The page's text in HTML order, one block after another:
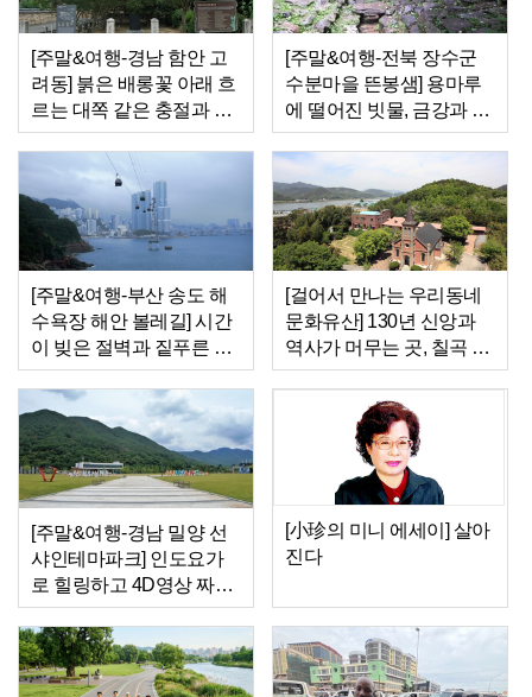
[주말&여행-경남 함안 고
려동] 붉은 배롱꽃 아래 흐
르는 대쪽 같은 충절과 효
심
[주말&여행-전북 장수군
수분마을 뜬봉샘] 용마루
에 떨어진 빗물, 금강과 섬
진강이 되다
[주말&여행-부산 송도 해
수욕장 해안 볼레길] 시간
이 빚은 절벽과 짙푸른 바
다…송도의 ‘명랑한 여
름’을 만나다
[걸어서 만나는 우리동네
문화유산] 130년 신앙과
역사가 머무는 곳, 칠곡 가
실성당
[주말&여행-경남 밀양 선
샤인테마파크] 인도요가
로 힐링하고 4D영상 짜릿
한 체험…밀양서 만난 ‘웰
니스의 정석’
[小珍의 미니 에세이] 살아
진다